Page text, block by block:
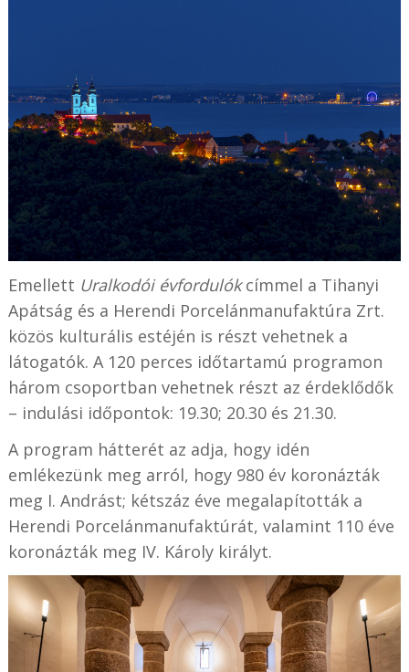
Emellett Uralkodói évfordulókcímmel a Tihanyi
Apátság és a Herendi Porcelánmanufaktúra Zrt.
közös kulturális estéjén is részt vehetnek a
látogatók. A 120 perces időtartamú programon
három csoportban vehetnek részt az érdeklődők
– indulási időpontok: 19.30; 20.30 és 21.30.
A program hátterét az adja, hogy idén
emlékezünk meg arról, hogy 980 év koronázták
meg I. Andrást; kétszáz éve megalapították a
Herendi Porcelánmanufaktúrát, valamint 110 éve
koronázták meg IV. Károly királyt.